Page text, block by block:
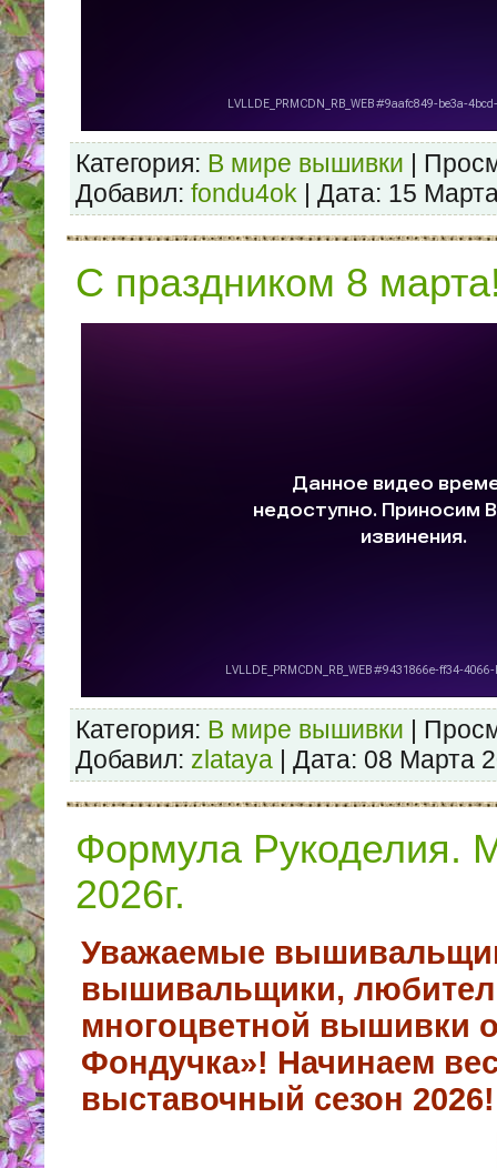
Категория: В мире вышивки |
Добавил: fondu4ok | Дата: 15
С праздником 8
Категория: В мире вышивки |
Добавил: zlataуa | Дата: 08 Марта
Формула Рукоделия.
2026г.
Уважаемые
вышивальщики,
многоцветной вышивки
Фондучка»! Начинаем
выставочный сезон 2026!